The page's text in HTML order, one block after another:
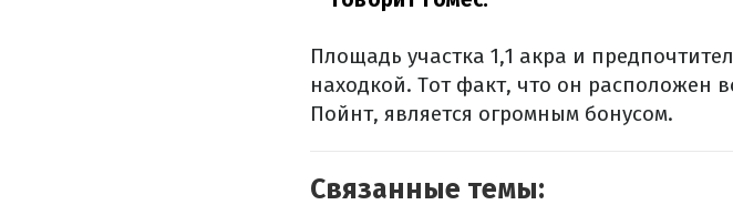
Площадь участка 1,1 акра и
находкой. Тот факт, что он расположен
Пойнт, является огромным бонусом.
Связанные темы: